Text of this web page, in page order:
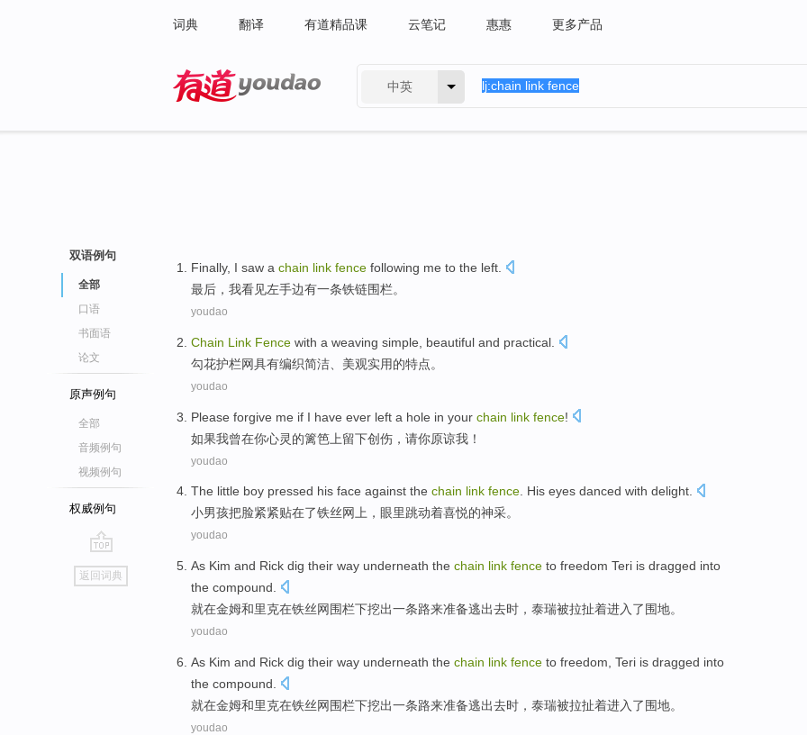
词典 翻译 有道精品课 云笔记 惠惠 更多产品
中英
双语例句
全部
口语
书面语
论文
原声例句
全部
音频例句
视频例句
权威例句
go
top
返回词典
Finally, I saw a chain link fence following me to the left
最后 ， 我看见左手边有一条铁链围栏。
youdao
Chain Link Fence with a weaving simple beautiful and practical
勾花护栏网具有编织简洁 美观实用的特点。
youdao
Please forgive me if I have ever left a hole in your chain link fence!
如果我曾在你心灵的篱笆 上留下创伤， 请你原谅我 ！
youdao
The little boy pressed his face against the chain link fence. His eyes danced with delight.
小男孩把脸紧紧贴在了铁丝网上， 眼里跳动着喜悦的神采。
youdao
As Kim and Rick dig their way underneath the chain link fence to freedom Teri is dragged into
the compound.
就在金姆和里克在铁丝网 围栏下挖出一条路来准备逃出去时， 泰瑞被拉扯着进入了围地。
youdao
As Kim and Rick dig their way underneath the chain link fence to freedom, Teri is dragged into
the compound.
就在金姆和里克在铁丝网 围栏下挖出一条路来准备逃出去时， 泰瑞被拉扯着进入了围地。
youdao